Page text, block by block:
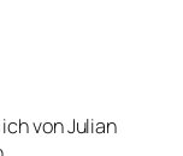
von Julian